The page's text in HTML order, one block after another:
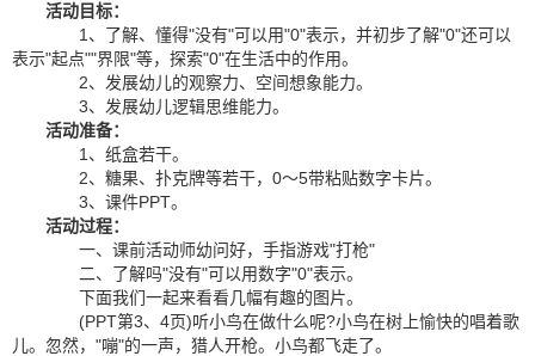
活动目标：
1、了解、懂得"没有"可以用"0"表示，并初步了解"0"还可以
表示"起点""界限"等，探索"0"在生活中的作用。
2、发展幼儿的观察力、空间想象能力。
3、发展幼儿逻辑思维能力。
活动准备：
1、纸盒若干。
2、糖果、扑克牌等若干，0～5带粘贴数字卡片。
3、课件PPT。
活动过程：
一、课前活动师幼问好，手指游戏"打枪"
二、了解吗"没有"可以用数字"0"表示。
下面我们一起来看看几幅有趣的图片。
(PPT第3、4页)听小鸟在做什么呢?小鸟在树上愉快的唱着歌
儿。忽然，"嘣"的一声，猎人开枪。小鸟都飞走了。